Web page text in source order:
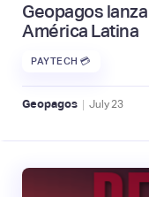
Geopagos
América Latina
PAYTECH 💳
Geopagos | July 23